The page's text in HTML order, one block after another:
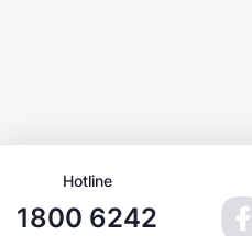
Hotline
1800 6242